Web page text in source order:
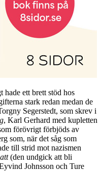
hade ett brett stöd hos
stark redan medan de
Segerstedt, som skrev i
, Karl Gerhard med kupletten
förövrigt förbjöds av
som, när det såg som
till strid mot nazismen
(den undgick att bli
Johnsson och Ture